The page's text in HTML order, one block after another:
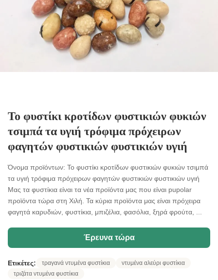
Το φυστίκι κροτίδων φυστικιών φυκιών
τσιμπά τα υγιή τρόφιμα πρόχειρων
φαγητών φυστικιών φυστικιών υγιή
Όνομα προϊόντων: Το φυστίκι κροτίδων φυστικιών φυκιών τσιμπά
τα υγιή τρόφιμα πρόχειρων φαγητών φυστικιών φυστικιών υγιή
Μας τα φυστίκια είναι τα νέα προϊόντα μας που είναι pupolar
προϊόντα τώρα στη Χιλή. Τα κύρια προϊόντα μας είναι πρόχειρα
φαγητά καρυδιών, φυστίκια, μπιζέλια, φασόλια, ξηρά φρούτα, ...
Έρευνα τώρα
Ετικέτες: τραγανά ντυμένα φυστίκια
ντυμένα αλεύρι φυστίκια
τριζάτα ντυμένα φυστίκια